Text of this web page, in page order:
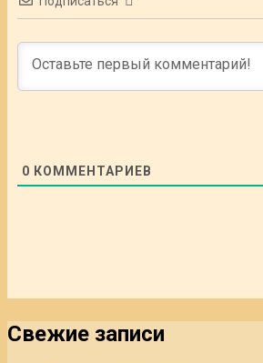
0 КОММЕНТАРИЕВ
Свежие записи